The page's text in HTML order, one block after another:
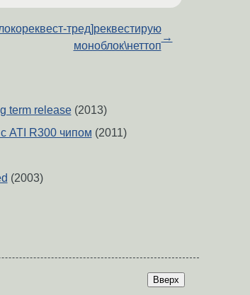
тред]реквестирую
моноблок\неттоп
→
term release(2013)
ATI R300 чипом (2011)
(2003)
Вверх